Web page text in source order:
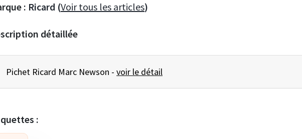
: Ricard (Voir tous les articles)
détaillée
Pichet Ricard Marc Newson - voir le détail
: